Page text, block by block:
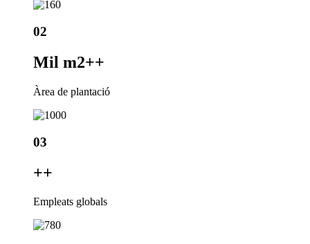
02
Mil m2++
Àrea de plantació
03
++
Empleats globals